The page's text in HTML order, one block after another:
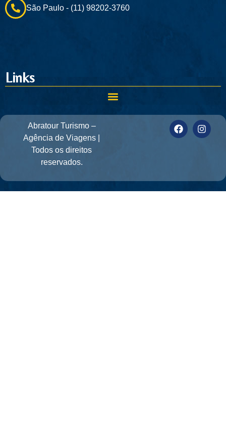
São Paulo - (11) 98202-3760
Links
Abratour Turismo –
Agência de Viagens |
Todos os direitos
reservados.